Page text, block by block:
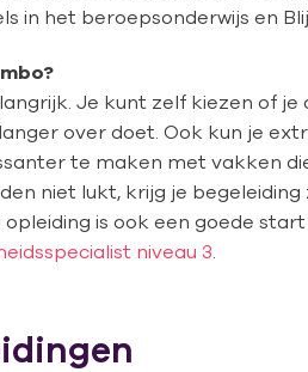
in het beroepsonderwijs en
Je kunt zelf kiezen of je
over doet. Ook kun je
te maken met vakken
niet lukt, krijg je
is ook een goede start
niveau 3